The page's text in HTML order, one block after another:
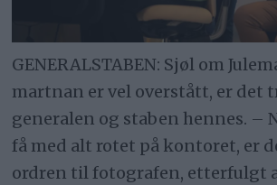
GENERALSTABEN: Sjøl om
martnan er vel overstått, er det
generalen og staben hennes. –
få med alt rotet på kontoret, er
ordren til fotografen, etterfulgt